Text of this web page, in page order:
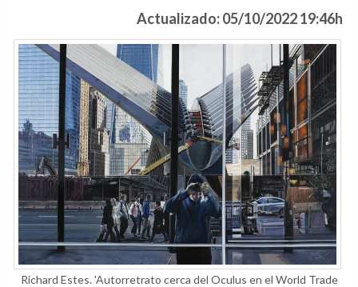
Actualizado: 05/10/2022 19:46h
Richard Estes. 'Autorretrato cerca del Oculus en el World Trade